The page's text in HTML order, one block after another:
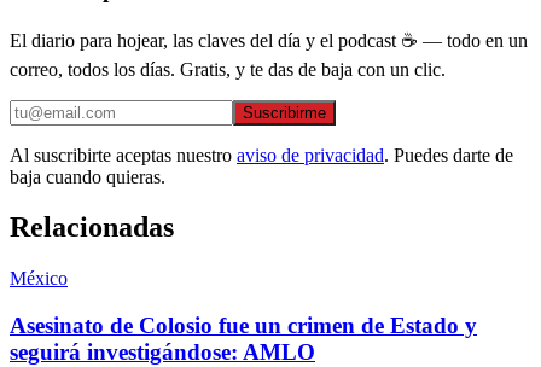
El diario para hojear, las claves del día y el podcast ☕ — todo en un
correo, todos los días. Gratis, y te das de baja con un clic.
Suscribirme
Al suscribirte aceptas nuestro aviso de privacidad. Puedes darte de
baja cuando quieras.
Relacionadas
México
Asesinato de Colosio fue un crimen de Estado y
seguirá investigándose: AMLO